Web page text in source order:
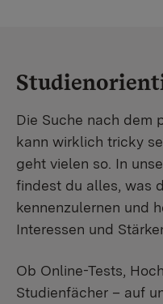
Die Suche nach dem
kann wirklich tricky
geht vielen so. In
findest du alles, was
kennenzulernen und
Interessen und
Ob Online-Tests,
Studienfächer – auf